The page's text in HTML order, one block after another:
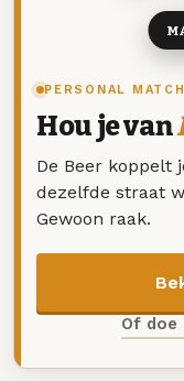
PERSONAL
Hou je van
De Beer koppelt
dezelfde straat
Gewoon raak.
Of